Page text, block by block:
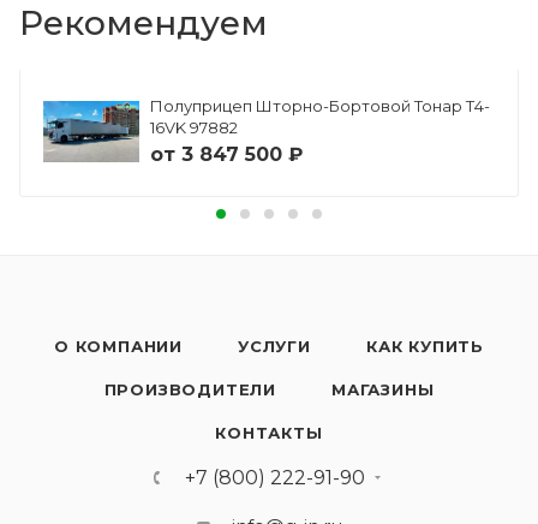
Рекомендуем
Полуприцеп Шторно-Бортовой Тонар Т4-
16VK 97882
от 3 847 500 ₽
О КОМПАНИИ УСЛУГИ КАК КУПИТЬ
ПРОИЗВОДИТЕЛИ МАГАЗИНЫ
КОНТАКТЫ
+7 (800) 222-91-90